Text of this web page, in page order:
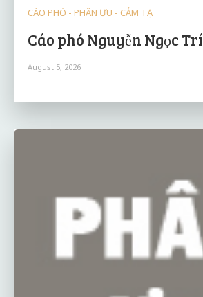
CÁO PHÓ - PHÂN ƯU - CẢM TẠ
Cáo phó Nguyễn Ngọc Trí
August 5, 2026